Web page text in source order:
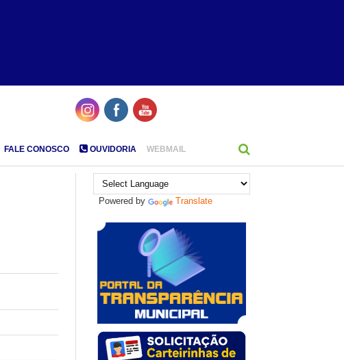
FALE CONOSCO OUVIDORIA WEBMAIL
Powered by Translate